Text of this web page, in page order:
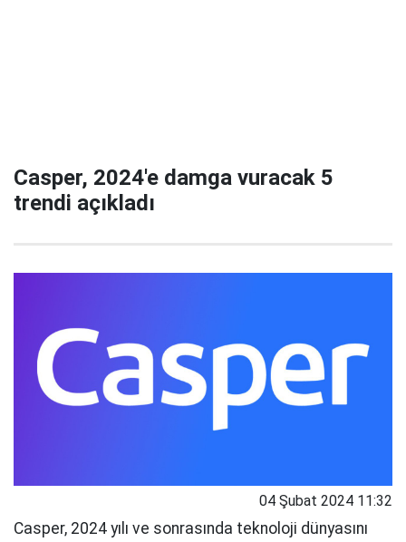
Casper, 2024'e damga vuracak 5
trendi açıkladı
04 Şubat 2024 11:32
Casper, 2024 yılı ve sonrasında teknoloji dünyasını